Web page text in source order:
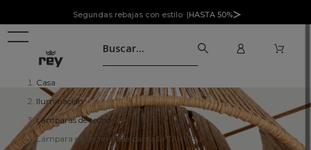
Segundas rebajas con estilo |HASTA 50%
Casa
Iluminación
Lamparas de techo
Lámpara de techo doble pantalla TANVEL